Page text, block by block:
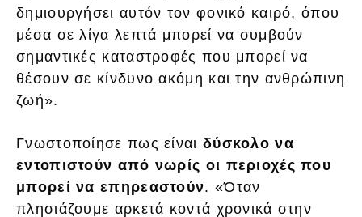
δημιουργήσει αυτόν τον φονικό καιρό, όπου
μέσα σε λίγα λεπτά μπορεί να συμβούν
σημαντικές καταστροφές που μπορεί να
θέσουν σε κίνδυνο ακόμη και την ανθρώπινη
ζωή».
Γνωστοποίησε πως είναι δύσκολο να
εντοπιστούν από νωρίς οι περιοχές που
μπορεί να επηρεαστούν. «Όταν
πλησιάζουμε αρκετά κοντά χρονικά στην